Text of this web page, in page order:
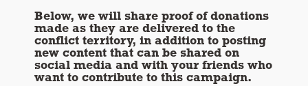
Below, we will share proof of donations
made as they are delivered to the
conflict territory, in addition to posting
new content that can be shared on
social media and with your friends who
want to contribute to this campaign.